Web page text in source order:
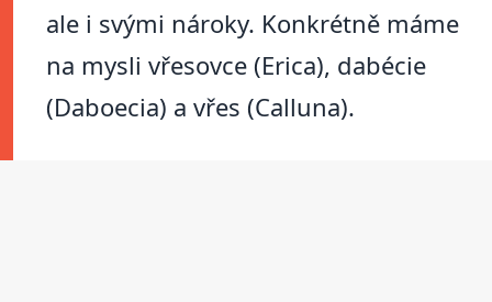
ale i svými nároky. Konkrétně máme
na mysli vřesovce (Erica), dabécie
(Daboecia) a vřes (Calluna).